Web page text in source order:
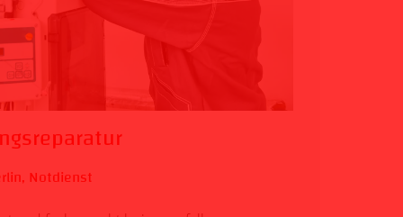
, Notdienst